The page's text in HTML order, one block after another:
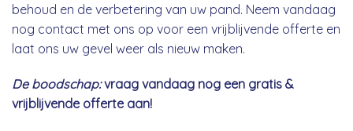
behoud en de verbetering van uw pand. Neem vandaag
nog contact met ons op voor een vrijblijvende offerte en
laat ons uw gevel weer als nieuw maken.
De boodschap:vraag vandaag nog een gratis &
vrijblijvende offerte aan!